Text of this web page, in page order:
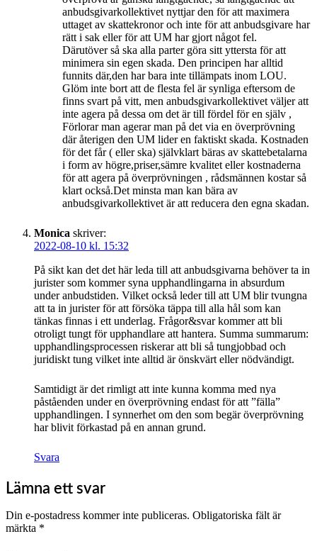
anbudsgivarkollektivet nyttjar den för att maximera
uttaget av skattekronor och inte för att anbudsgivare har
rätt i sak eller för att UM har gjort något fel.
Därutöver så ska alla parter göra sitt yttersta för att
minimera sin egen skada. Den principen har alltid
funnits där,den har bara inte tillämpats inom LOU.
Glöm inte bort att de flesta fel är synliga eftersom de
finns svart på vitt, men anbudsgivarkollektivet väljer att
inte agera på dessa om det är till fördel för en själv ,
Förlorar man agerar man på det via en överprövning
där återigen den UM lider en faktiskt skada. Kostnaden
för det får ( eller ska) självklart bäras av skattebetalarna
i form av högre,priser,sämre kvalitet eller kostnaderna
för att agera på överprövningen , rådsmännen kostar så
klart också.Det minsta man kan bära av
anbudsgivarkollektivet är att reducera den egna skadan.
Monica skriver:
2022-08-10 kl. 15:32
På sikt kan det det här leda till att anbudsgivarna behöver ta in
jurister som kommer syna upphandlingarna in absurdum
under anbudstiden. Vilket också leder till att UM blir tvungna
att ta in jurister för att försöka täppa till alla hål som kan
tänkas finnas i ett underlag. Frågor&svar kommer att bli
otroligt tungt för upphandlare att hantera. Summa summarum:
upphandlingsprocessen riskerar att bli så tungjobbad och
juridiskt tung vilket inte alltid är önskvärt eller nödvändigt.
Samtidigt är det rimligt att inte kunna komma med nya
påståenden under en överprövning endast för att ”fälla”
upphandlingen. I synnerhet om den som begär överprövning
har blivit förkastad på en annan grund.
Svara
Lämna ett svar
Din e-postadress kommer inte publiceras. Obligatoriska fält är
märkta *